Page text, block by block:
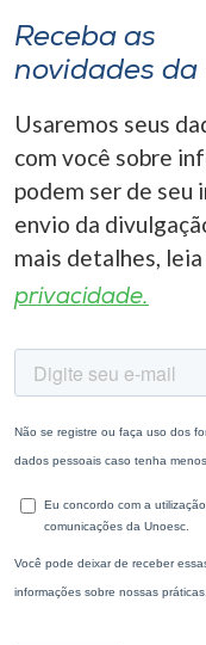
Receba as
novidades da
Usaremos seus
com você sobre
podem ser de seu
envio da
mais detalhes, leia
privacidade.